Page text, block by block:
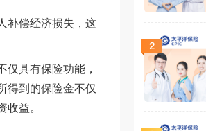
补偿经济损失，这
具有保险功能，
得到的保险金不仅
益。